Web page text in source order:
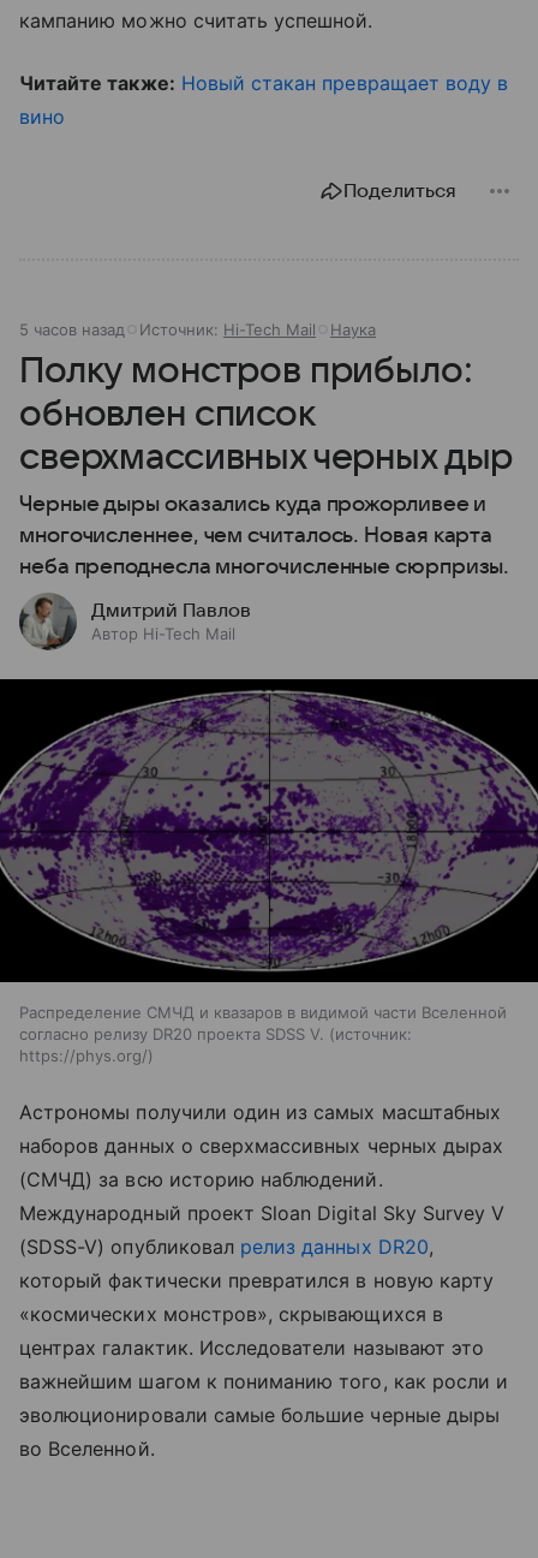
кампанию можно считать успешной.
Читайте также: Новый стакан превращает воду в
вино
Поделиться
5 часов назад Источник: Hi-Tech Mail Наука
Полку монстров прибыло:
обновлен список
сверхмассивных черных дыр
Черные дыры оказались куда прожорливее и
многочисленнее, чем считалось. Новая карта
неба преподнесла многочисленные сюрпризы.
Дмитрий Павлов
Автор Hi-Tech Mail
Распределение СМЧД и квазаров в видимой части Вселенной
согласно релизу DR20 проекта SDSS V.
источник:
https://phys.org/
Астрономы получили один из самых масштабных
наборов данных о сверхмассивных черных дырах
(СМЧД) за всю историю наблюдений.
Международный проект Sloan Digital Sky Survey V
(SDSS-V) опубликовал релиз данных DR20,
который фактически превратился в новую карту
«космических монстров», скрывающихся в
центрах галактик. Исследователи называют это
важнейшим шагом к пониманию того, как росли и
эволюционировали самые большие черные дыры
во Вселенной.